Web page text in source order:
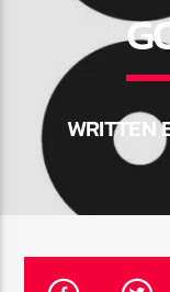
CURRENT TRACK
WRITTEN